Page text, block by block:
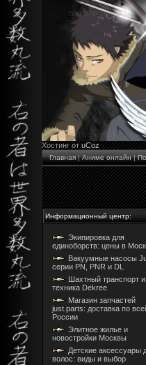
Хостинг отuCoz
Главная|Аниме онлайн|
Информационный центр:
Экипировка для
единоборств: цены в
Вакуумные насосы
серии PN, PNR и DL
Шахтный транспорт и
техника Dekree
Магазин запчастей
just.parts: доставка по
России
Элитное жилье и
новостройки Москвы
Детские аксессуары
волос: виды и выбор